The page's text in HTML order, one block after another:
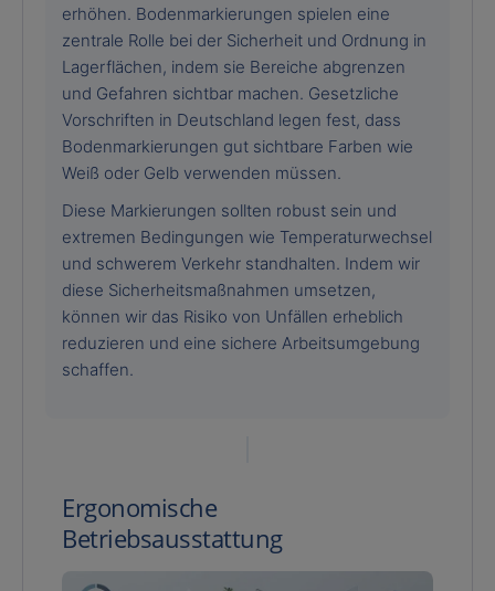
erhöhen. Bodenmarkierungen spielen eine
zentrale Rolle bei der Sicherheit und Ordnung in
Lagerflächen, indem sie Bereiche abgrenzen
und Gefahren sichtbar machen. Gesetzliche
Vorschriften in Deutschland legen fest, dass
Bodenmarkierungen gut sichtbare Farben wie
Weiß oder Gelb verwenden müssen.
Diese Markierungen sollten robust sein und
extremen Bedingungen wie Temperaturwechsel
und schwerem Verkehr standhalten. Indem wir
diese Sicherheitsmaßnahmen umsetzen,
können wir das Risiko von Unfällen erheblich
reduzieren und eine sichere Arbeitsumgebung
schaffen.
Ergonomische
Betriebsausstattung